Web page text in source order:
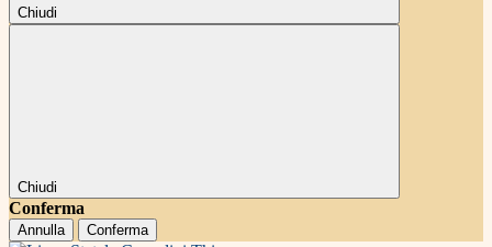
Chiudi
Chiudi
Conferma
Annulla Conferma